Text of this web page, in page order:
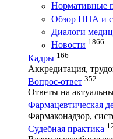
Нормативные
Обзор НПА и
Диалоги
Новости 1866
Кадры 166
Аккредитация,
Вопрос-ответ 352
Ответы на
Фармацевтическая
Фармаконадзор,
Судебная практика